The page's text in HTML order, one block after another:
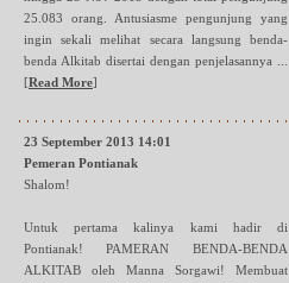
25.083 orang. Antusiasme pengunjung yang
ingin sekali melihat secara langsung benda-
benda Alkitab disertai dengan penjelasannya ...
[Read More]
23 September 2013 14:01
Pemeran Pontianak
Shalom!
Untuk pertama kalinya kami hadir di
Pontianak! PAMERAN BENDA-BENDA
ALKITAB oleh Manna Sorgawi! Membuat